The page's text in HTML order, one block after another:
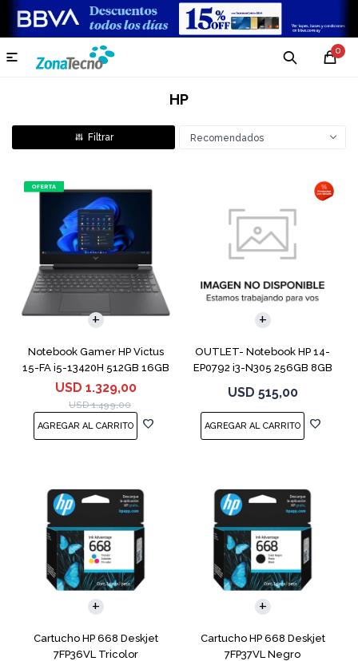
0

HP
Recomendados
Notebook Gamer HP Victus
15-FA i5-13420H 512GB 16GB
RTX 4050
USD 1.329,00
USD 1.499,00
COMPARAR
OUTLET- Notebook HP 14-
EP0792 i3-N305 256GB 8GB
USD 515,00
COMPARAR
Cartucho HP 668 Deskjet
7FP36VL Tricolor
Cartucho HP 668 Deskjet
7FP37VL Negro